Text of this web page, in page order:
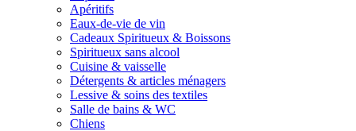
Apéritifs
Eaux-de-vie de vin
Cadeaux Spiritueux & Boissons
Spiritueux sans alcool
Cuisine & vaisselle
Détergents & articles ménagers
Lessive & soins des textiles
Salle de bains & WC
Chiens